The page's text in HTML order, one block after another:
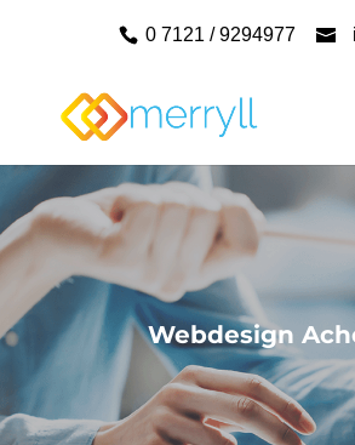
0 7121 / 9294977
Webdesign